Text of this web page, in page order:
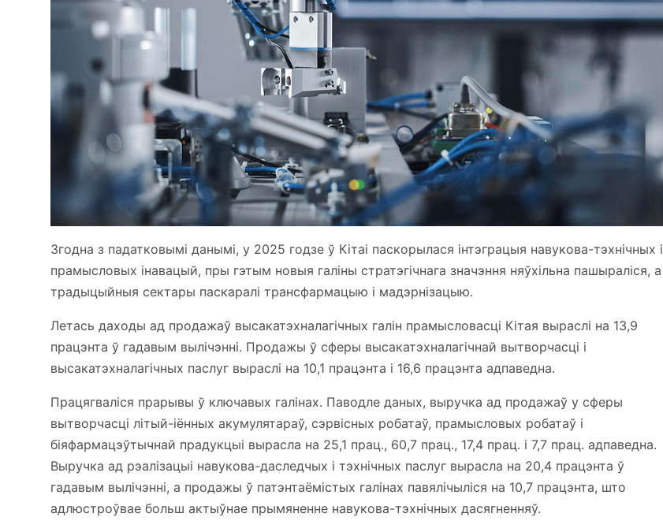
Згодна з падатковымі данымі, у 2025 годзе ў Кітаі паскорылася інтэграцыя навукова-тэхнічных і
прамысловых інавацый, пры гэтым новыя галіны стратэгічнага значэння няўхільна пашыраліся, а
традыцыйныя сектары паскаралі трансфармацыю і мадэрнізацыю.
Летась даходы ад продажаў высакатэхналагічных галін прамысловасці Кітая выраслі на 13,9
працэнта ў гадавым вылічэнні. Продажы ў сферы высакатэхналагічнай вытворчасці і
высакатэхналагічных паслуг выраслі на 10,1 працэнта і 16,6 працэнта адпаведна.
Працягваліся прарывы ў ключавых галінах. Паводле даных, выручка ад продажаў у сферы
вытворчасці літый-іённых акумулятараў, сэрвісных робатаў, прамысловых робатаў і
біяфармацэўтычнай прадукцыі вырасла на 25,1 прац., 60,7 прац., 17,4 прац. і 7,7 прац. адпаведна.
Выручка ад рэалізацыі навукова-даследчых і тэхнічных паслуг вырасла на 20,4 працэнта ў
гадавым вылічэнні, а продажы ў патэнтаёмістых галінах павялічыліся на 10,7 працэнта, што
адлюстроўвае больш актыўнае прымяненне навукова-тэхнічных дасягненняў.